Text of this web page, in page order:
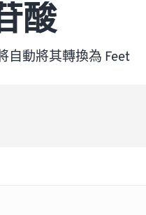
酸
自動將其轉換為 Feet